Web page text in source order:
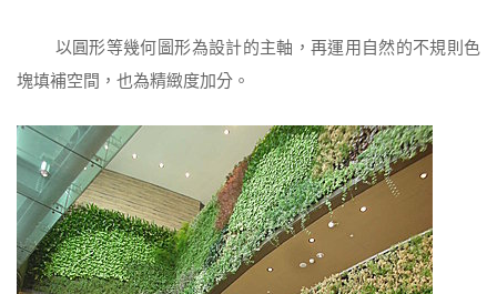
以圓形等幾何圖形為設計的主軸，再運用自然的不規則色
塊填補空間，也為精緻度加分。